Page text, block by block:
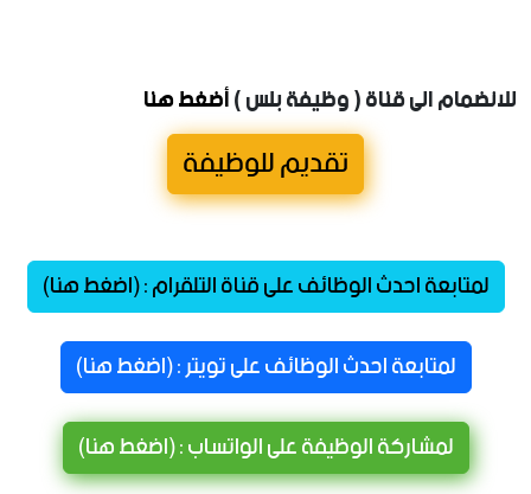
للانضمام الى قناة ( وظيفة بلس )أضغط هنا
تقديم للوظيفة
لمتابعة احدث الوظائف على قناة التلقرام : (اضغط هنا)
لمتابعة احدث الوظائف على تويتر : (اضغط هنا)
لمشاركة الوظيفة على الواتساب : (اضغط هنا)